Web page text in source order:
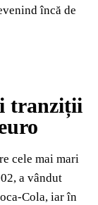
încă de
tranziții
cele mai mari
a vândut
Cola, iar în